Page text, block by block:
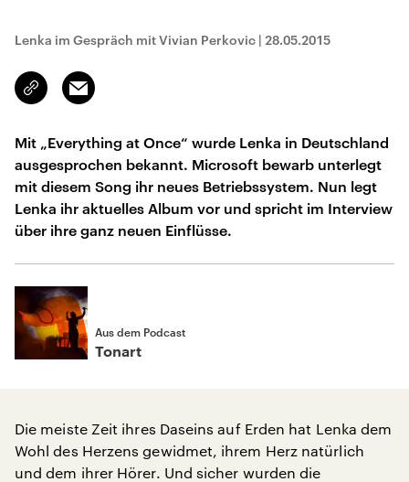
Lenka im Gespräch mit Vivian Perkovic | 28.05.2015
Link
kopieren/teilen
Email
Mit „Everything at Once“ wurde Lenka in Deutschland
ausgesprochen bekannt. Microsoft bewarb unterlegt
mit diesem Song ihr neues Betriebssystem. Nun legt
Lenka ihr aktuelles Album vor und spricht im Interview
über ihre ganz neuen Einflüsse.
Aus dem Podcast
Tonart
Die meiste Zeit ihres Daseins auf Erden hat Lenka dem
Wohl des Herzens gewidmet, ihrem Herz natürlich
und dem ihrer Hörer. Und sicher wurden die